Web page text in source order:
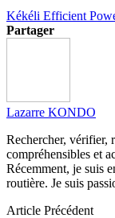
Kékéli Efficient
Partager
Lazarre KONDO
Rechercher, vérifier,
compréhensibles et
Récemment, je suis
routière. Je suis
Article Précédent